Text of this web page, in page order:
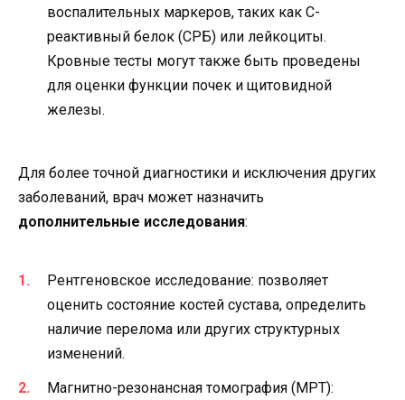
воспалительных маркеров, таких как С-
реактивный белок (СРБ) или лейкоциты.
Кровные тесты могут также быть проведены
для оценки функции почек и щитовидной
железы.
Для более точной диагностики и исключения других
заболеваний, врач может назначить
дополнительные исследования:
Рентгеновское исследование: позволяет
оценить состояние костей сустава, определить
наличие перелома или других структурных
изменений.
Магнитно-резонансная томография (МРТ):